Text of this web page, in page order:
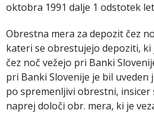
oktobra 1991 dalje 1 odstotek
Obrestna mera za depozit čez
kateri se obrestujejo depoziti,
čez noč vežejo pri Banki
pri Banki Slovenije je bil uveden
po spremenljivi obrestni, insicer
naprej določi obr. mera, ki je